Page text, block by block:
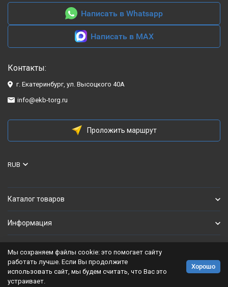
Написать в Whatsapp
Написать в MAX
Контакты:
г. Екатеринбург, ул. Высоцкого 40А
info@ekb-torg.ru
Проложить маршрут
RUB
Каталог товаров
Информация
Политика персональных данных
Разработано вbodysite.ru
Мы сохраняем файлы cookie: это помогает сайту
работать лучше. Если Вы продолжите
использовать сайт, мы будем считать, что Вас это
устраивает.
Хорошо